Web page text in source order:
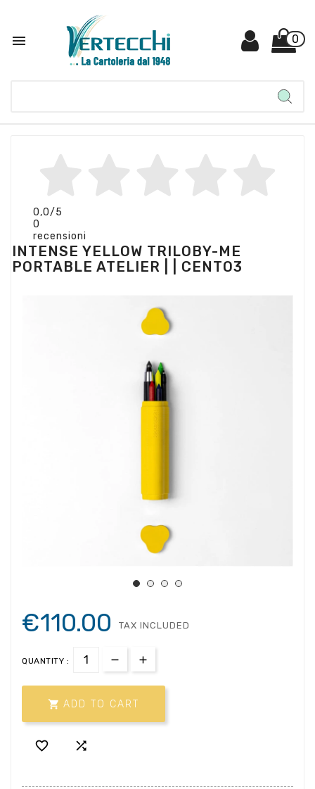
 0
0,0/5
0
recensioni
INTENSE YELLOW TRILOBY-ME
PORTABLE ATELIER | | CENTO3
€110.00 TAX INCLUDED
QUANTITY :
 ADD TO CART
 